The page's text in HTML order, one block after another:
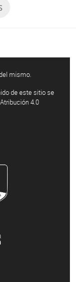
mismo.
de este sitio se
4.0